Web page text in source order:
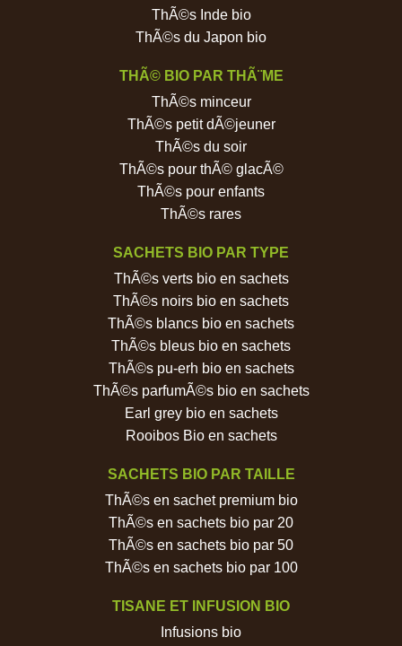
ThÃ©s Inde bio
ThÃ©s du Japon bio
THÃ© BIO PAR THÃ¨ME
ThÃ©s minceur
ThÃ©s petit dÃ©jeuner
ThÃ©s du soir
ThÃ©s pour thÃ© glacÃ©
ThÃ©s pour enfants
ThÃ©s rares
SACHETS BIO PAR TYPE
ThÃ©s verts bio en sachets
ThÃ©s noirs bio en sachets
ThÃ©s blancs bio en sachets
ThÃ©s bleus bio en sachets
ThÃ©s pu-erh bio en sachets
ThÃ©s parfumÃ©s bio en sachets
Earl grey bio en sachets
Rooibos Bio en sachets
SACHETS BIO PAR TAILLE
ThÃ©s en sachet premium bio
ThÃ©s en sachets bio par 20
ThÃ©s en sachets bio par 50
ThÃ©s en sachets bio par 100
TISANE ET INFUSION BIO
Infusions bio